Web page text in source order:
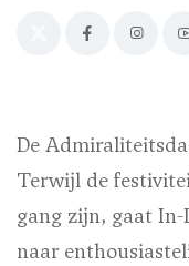
De
Terwijl de
gang zijn, gaat In-
naar